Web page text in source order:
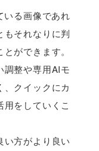
いる画像であれ
もそれなりに判
ができます。
調整や専用AIモ
クイックにカ
をしていくこ
い方がより良い